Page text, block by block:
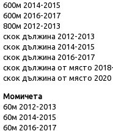
600м 2014-2015
600м 2016-2017
800м 2012-2013
скок дължина 2012-2013
скок дължина 2014-2015
скок дължина 2016-2017
скок дължина от място
скок дължина от място 2020
Момичета
60м 2012-2013
60м 2014-2015
60м 2016-2017